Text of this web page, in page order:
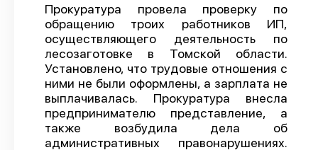
Отчеты
Предложить публикацию
Справочник
API
О проекте
Политика конфиденциальности
Прокуратура провела проверку по
обращению троих работников ИП,
осуществляющего деятельность по
лесозаготовке в Томской области.
Установлено, что трудовые отношения с
ними не были оформлены, а зарплата не
выплачивалась. Прокуратура внесла
предпринимателю представление, а
также возбудила дела об
административных правонарушениях.